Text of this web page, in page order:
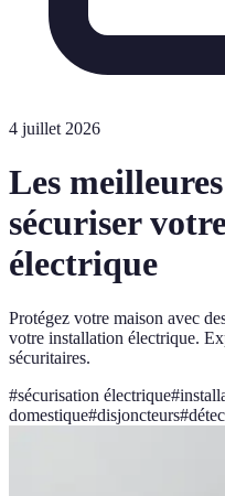
4 juillet 2026
Les
sécuriser
électrique
Protégez votre maison avec
votre installation électrique.
sécuritaires.
#sécurisation électrique#
domestique#disjoncteurs#